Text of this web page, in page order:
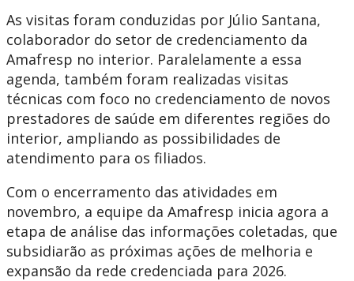
As visitas foram conduzidas por Júlio Santana,
colaborador do setor de credenciamento da
Amafresp no interior. Paralelamente a essa
agenda, também foram realizadas visitas
técnicas com foco no credenciamento de novos
prestadores de saúde em diferentes regiões do
interior, ampliando as possibilidades de
atendimento para os filiados.
Com o encerramento das atividades em
novembro, a equipe da Amafresp inicia agora a
etapa de análise das informações coletadas, que
subsidiarão as próximas ações de melhoria e
expansão da rede credenciada para 2026.